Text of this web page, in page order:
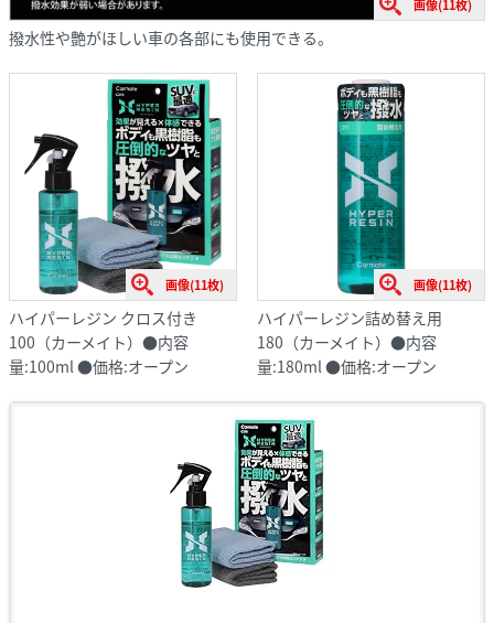
画像(11枚)
撥水性や艶がほしい車の各部にも使用できる。
画像(11枚)
ハイパーレジン クロス付き
100（カーメイト）●内容
量:100ml ●価格:オープン
画像(11枚)
ハイパーレジン詰め替え用
180（カーメイト）●内容
量:180ml ●価格:オープン